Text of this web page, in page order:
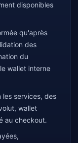
disponibles
qu'après
des
du
wallet interne
les services, des
wallet
au checkout.